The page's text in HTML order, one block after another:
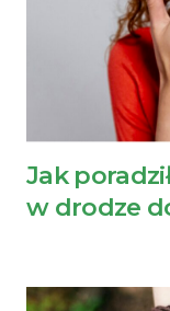
Jak
w drodze